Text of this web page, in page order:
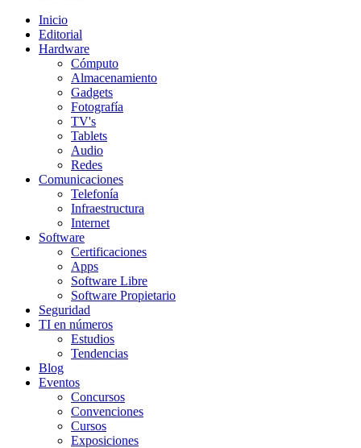
Inicio
Editorial
Hardware
Cómputo
Almacenamiento
Gadgets
Fotografía
TV's
Tablets
Audio
Redes
Comunicaciones
Telefonía
Infraestructura
Internet
Software
Certificaciones
Apps
Software Libre
Software Propietario
Seguridad
TI en números
Estudios
Tendencias
Blog
Eventos
Concursos
Convenciones
Cursos
Exposiciones